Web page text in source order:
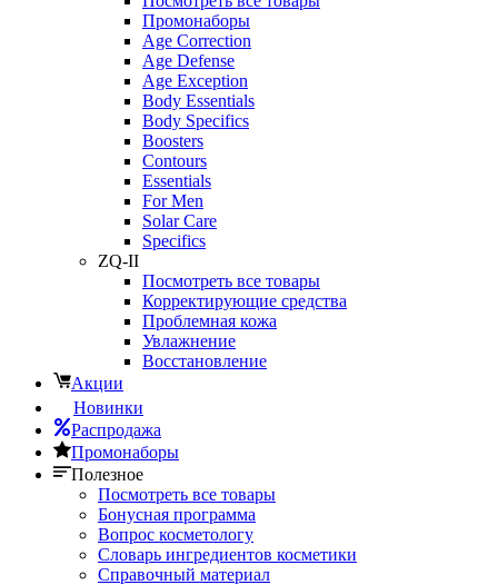
Промонаборы
Age Correction
Age Defense
Age Exception
Body Essentials
Body Specifics
Boosters
Contours
Essentials
For Men
Solar Care
Specifics
ZQ-II
Посмотреть все товары
Корректирующие средства
Проблемная кожа
Увлажнение
Восстановление
Акции
Новинки
Распродажа
Промонаборы
Полезное
Посмотреть все товары
Бонусная программа
Вопрос косметологу
Словарь ингредиентов косметики
Справочный материал